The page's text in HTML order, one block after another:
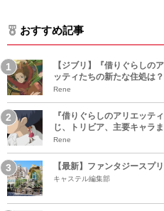
おすすめ記事
【ジブリ】『借りぐらしの
ッティたちの新たな住処は
Rene
『借りぐらしのアリエッテ
じ、トリビア、主要キャラま
Rene
【最新】ファンタジースプ
キャステル編集部